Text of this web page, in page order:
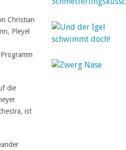
Christian
Pleyel
die
ist